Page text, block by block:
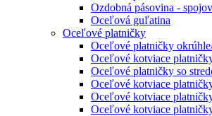
Ozdobná pásovina -
Oceľová guľatina
Oceľové platničky
Oceľové platničky
Oceľové kotviace
Oceľové platničky so
Oceľové kotviace
Oceľové kotviace
Oceľové kotviace